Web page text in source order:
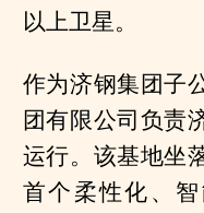
以上卫星。
作为济钢集团子
团有限公司负责
运行。该基地坐
首个柔性化、